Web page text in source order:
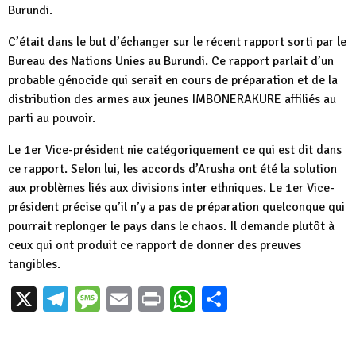
Burundi.
C’était dans le but d’échanger sur le récent rapport sorti par le
Bureau des Nations Unies au Burundi. Ce rapport parlait d’un
probable génocide qui serait en cours de préparation et de la
distribution des armes aux jeunes IMBONERAKURE affiliés au
parti au pouvoir.
Le 1er Vice-président nie catégoriquement ce qui est dit dans
ce rapport. Selon lui, les accords d’Arusha ont été la solution
aux problèmes liés aux divisions inter ethniques. Le 1er Vice-
président précise qu’il n’y a pas de préparation quelconque qui
pourrait replonger le pays dans le chaos. Il demande plutôt à
ceux qui ont produit ce rapport de donner des preuves
tangibles.
X Telegram
Message
EmailPrintWhatsApp